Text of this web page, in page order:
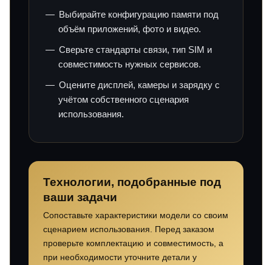
Выбирайте конфигурацию памяти под
объём приложений, фото и видео.
Сверьте стандарты связи, тип SIM и
совместимость нужных сервисов.
Оцените дисплей, камеры и зарядку с
учётом собственного сценария
использования.
Технологии, подобранные под
ваши задачи
Сопоставьте характеристики модели со своим
сценарием использования. Перед заказом
проверьте комплектацию и совместимость, а
при необходимости уточните детали у